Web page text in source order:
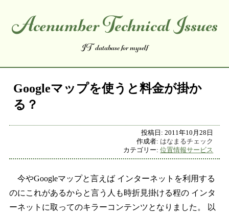
Acenumber Technical Issues
IT database for myself
Googleマップを使うと料金が掛か
る？
投稿日:2011年10月28日
作成者: はなまるチェック
カテゴリー:位置情報サービス
今やGoogleマップと言えば インターネットを利用する
のにこれがあるからと言う人も時折見掛ける程の インタ
ーネットに取ってのキラーコンテンツとなりました。 以